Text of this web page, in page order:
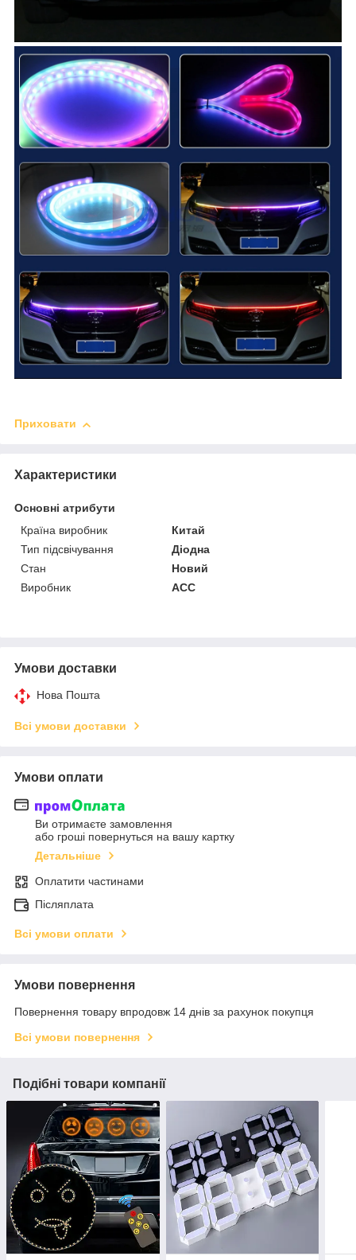
Приховати
Характеристики
Основні атрибути
Країна виробник
Китай
Тип підсвічування
Діодна
Стан
Новий
Виробник
ACC
Умови доставки
Нова Пошта
Всі умови доставки
Умови оплати
Ви отримаєте замовлення
або гроші повернуться на вашу картку
Детальніше
Оплатити частинами
Післяплата
Всі умови оплати
Умови повернення
Повернення товару впродовж 14 днів за рахунок покупця
Всі умови повернення
Подібні товари компанії